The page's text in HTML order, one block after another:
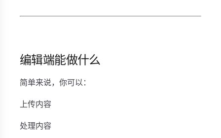
编辑端能做什么
简单来说，你可以：
上传内容
处理内容